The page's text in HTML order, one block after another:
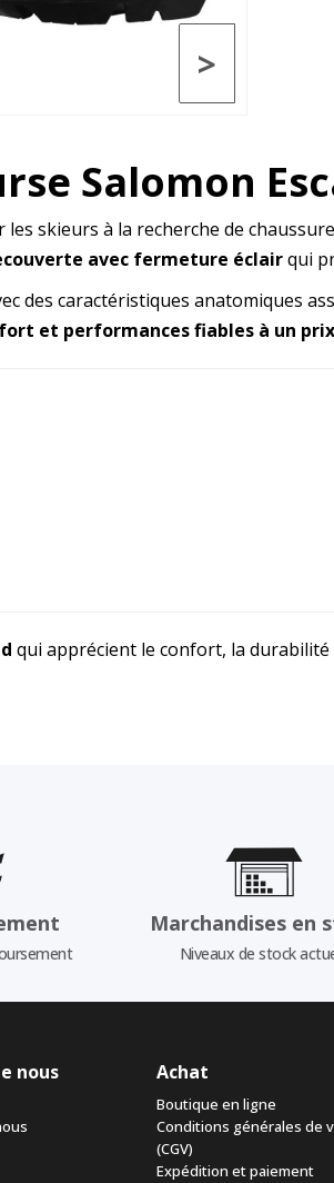
>
Salomon
les skieurs à la recherche de
avec fermeture éclairqui
des caractéristiques anatomiques
et performances fiables à un
qui apprécient le confort, la
Marchandises en
Niveaux de stock
nous Achat
Boutique en ligne
Conditions générales de
(CGV)
Expédition et paiement